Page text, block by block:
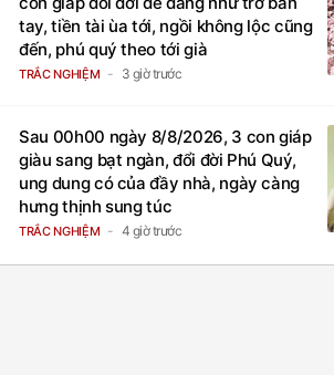
tay, tiền tài ùa tới, ngồi không lộc cũng
đến, phú quý theo tới già
TRẮC NGHIỆM 3 giờ trước
Sau 00h00 ngày 8/8/2026, 3 con giáp
giàu sang bạt ngàn, đổi đời Phú Quý,
ung dung có của đầy nhà, ngày càng
hưng thịnh sung túc
TRẮC NGHIỆM 4 giờ trước